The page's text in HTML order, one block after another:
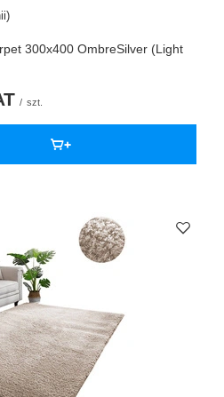
300x400 OmbreSilver (Light
/ szt.